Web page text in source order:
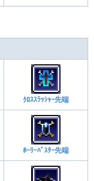
ｸﾛｽｽﾗｯｼｬｰ先端
ﾎｰﾘｰﾊﾞｽﾀｰ先端